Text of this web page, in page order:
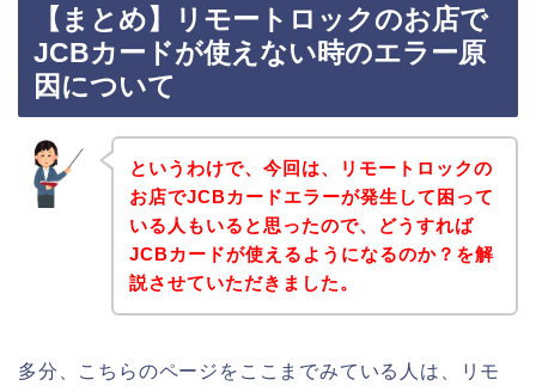
【まとめ】リモートロックのお店で
JCBカードが使えない時のエラー原
因について
というわけで、今回は、リモートロックの
お店でJCBカードエラーが発生して困って
いる人もいると思ったので、どうすれば
JCBカードが使えるようになるのか？を解
説させていただきました。
多分、こちらのページをここまでみている人は、リモ